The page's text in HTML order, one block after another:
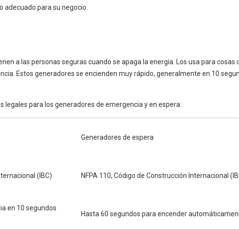
adecuado para su negocio.
a las personas seguras cuando se apaga la energía. Los usa para cosas
Estos generadores se encienden muy rápido, generalmente en 10
para los generadores de emergencia y en espera:
Generadores de espera
(IBC) NFPA 110, Código de Construcción Internacional
en 10 segundos
Hasta 60 segundos para encender